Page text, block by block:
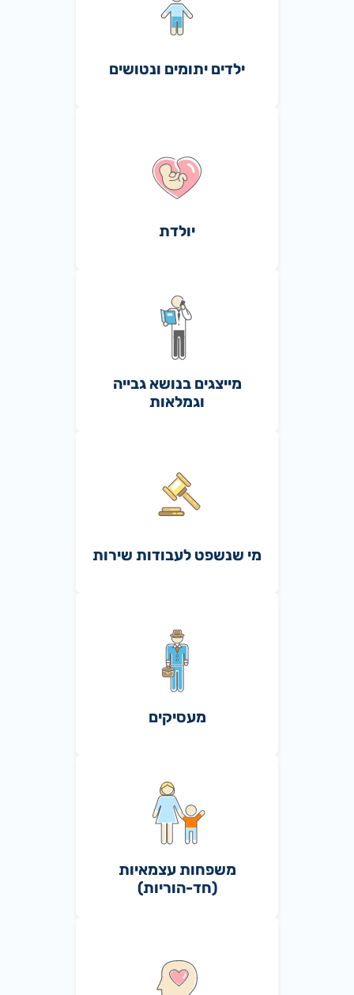
ילדים יתומים ונטושים
יולדת
מייצגים בנושא גבייה
וגמלאות
מי שנשפט לעבודות שירות
מעסיקים
משפחות עצמאיות
(חד-הוריות)